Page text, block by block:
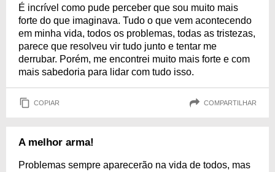
É incrível como pude perceber que sou muito mais
forte do que imaginava. Tudo o que vem acontecendo
em minha vida, todos os problemas, todas as tristezas,
parece que resolveu vir tudo junto e tentar me
derrubar. Porém, me encontrei muito mais forte e com
mais sabedoria para lidar com tudo isso.
COPIAR COMPARTILHAR
A melhor arma!
Problemas sempre aparecerão na vida de todos, mas